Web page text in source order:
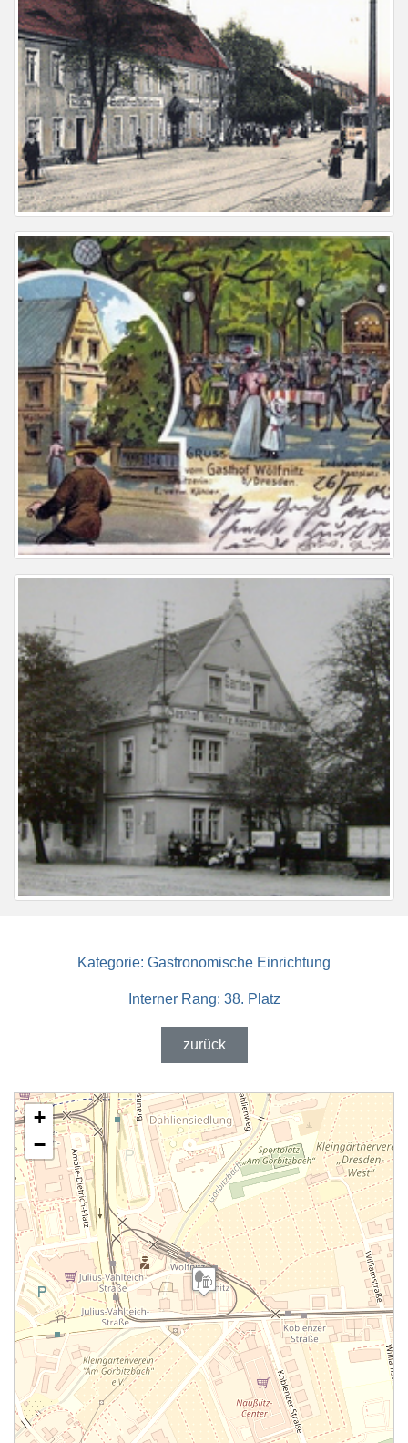
Kategorie: Gastronomische Einrichtung
Interner Rang: 38. Platz
zurück
+
−